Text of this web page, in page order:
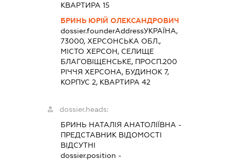
КВАРТИРА 15
БРИНЬ ЮРІЙ ОЛЕКСАНДРОВИЧ
dossier.founderAddressУКРАЇНА,
73000, ХЕРСОНСЬКА ОБЛ.,
МІСТО ХЕРСОН, СЕЛИЩЕ
БЛАГОВІЩЕНСЬКЕ, ПРОСП.200
РІЧЧЯ ХЕРСОНА, БУДИНОК 7,
КОРПУС 2, КВАРТИРА 42
dossier.heads:
БРИНЬ НАТАЛІЯ АНАТОЛІЇВНА -
ПРЕДСТАВНИК ВІДОМОСТІ
ВІДСУТНІ
dossier.position -